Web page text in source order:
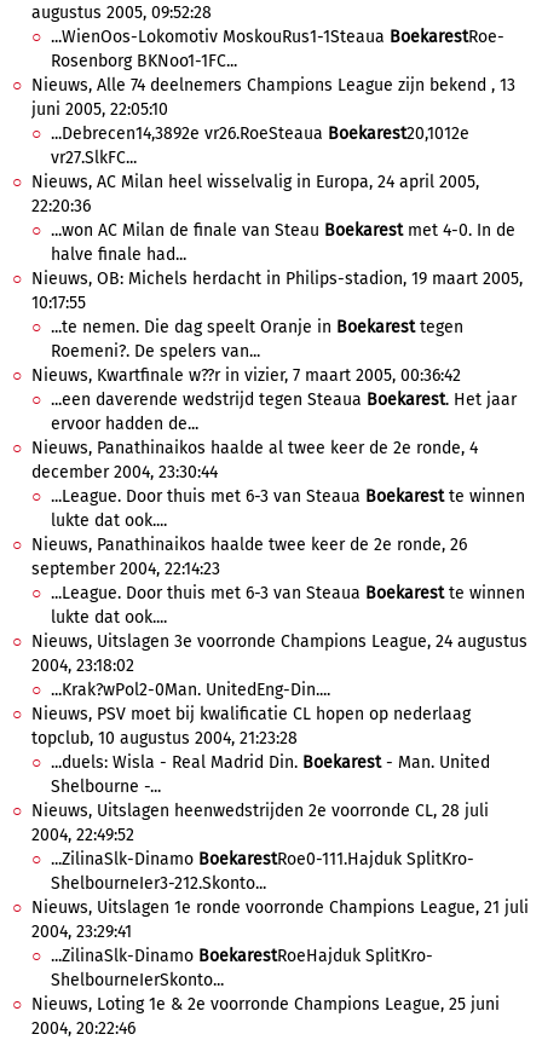
augustus 2005, 09:52:28
...WienOos-Lokomotiv MoskouRus1-1Steaua BoekarestRoe-
Rosenborg BKNoo1-1FC...
Nieuws, Alle 74 deelnemers Champions League zijn bekend , 13
juni 2005, 22:05:10
...Debrecen14,3892e vr26.RoeSteaua Boekarest20,1012e
vr27.SlkFC...
Nieuws, AC Milan heel wisselvalig in Europa, 24 april 2005,
22:20:36
...won AC Milan de finale van Steau Boekarestmet 4-0. In de
halve finale had...
Nieuws, OB: Michels herdacht in Philips-stadion, 19 maart 2005,
10:17:55
...te nemen. Die dag speelt Oranje in Boekaresttegen
Roemeni?. De spelers van...
Nieuws, Kwartfinale w??r in vizier, 7 maart 2005, 00:36:42
...een daverende wedstrijd tegen Steaua Boekarest. Het jaar
ervoor hadden de...
Nieuws, Panathinaikos haalde al twee keer de 2e ronde, 4
december 2004, 23:30:44
...League. Door thuis met 6-3 van Steaua Boekarestte winnen
lukte dat ook....
Nieuws, Panathinaikos haalde twee keer de 2e ronde, 26
september 2004, 22:14:23
...League. Door thuis met 6-3 van Steaua Boekarestte winnen
lukte dat ook....
Nieuws, Uitslagen 3e voorronde Champions League, 24 augustus
2004, 23:18:02
...Krak?wPol2-0Man. UnitedEng-Din....
Nieuws, PSV moet bij kwalificatie CL hopen op nederlaag
topclub, 10 augustus 2004, 21:23:28
...duels: Wisla - Real Madrid Din. Boekarest- Man. United
Shelbourne -...
Nieuws, Uitslagen heenwedstrijden 2e voorronde CL, 28 juli
2004, 22:49:52
...ZilinaSlk-Dinamo BoekarestRoe0-111.Hajduk SplitKro-
ShelbourneIer3-212.Skonto...
Nieuws, Uitslagen 1e ronde voorronde Champions League, 21 juli
2004, 23:29:41
...ZilinaSlk-Dinamo BoekarestRoeHajduk SplitKro-
ShelbourneIerSkonto...
Nieuws, Loting 1e & 2e voorronde Champions League, 25 juni
2004, 20:22:46